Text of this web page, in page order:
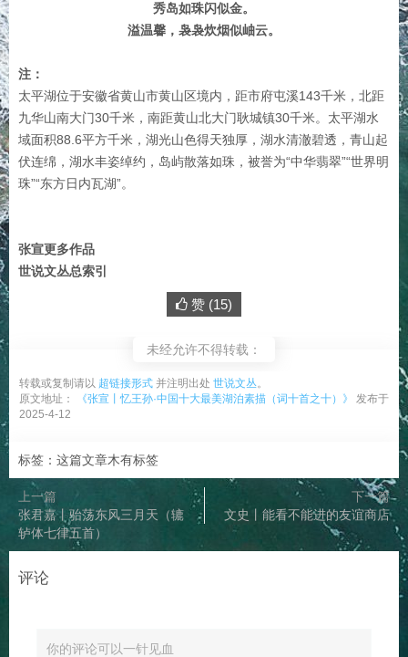
秀岛如珠闪似金。
溢温馨，袅袅炊烟似岫云。
注：
太平湖位于安徽省黄山市黄山区境内，距市府屯溪143千米，北距
九华山南大门30千米，南距黄山北大门耿城镇30千米。太平湖水
域面积88.6平方千米，湖光山色得天独厚，湖水清澈碧透，青山起
伏连绵，湖水丰姿绰约，岛屿散落如珠，被誉为“中华翡翠”“世界明
珠”“东方日内瓦湖”。
张宣更多作品
世说文丛总索引
赞 (15)
未经允许不得转载：
转载或复制请以 超链接形式 并注明出处 世说文丛。
原文地址：
《张宣丨忆王孙·中国十大最美湖泊素描（词十首之十）》
发布于
2025-4-12
标签：这篇文章木有标签
上一篇
张君嘉丨骀荡东风三月天（辘
轳体七律五首）
下一篇
文史丨能看不能进的友谊商店
评论